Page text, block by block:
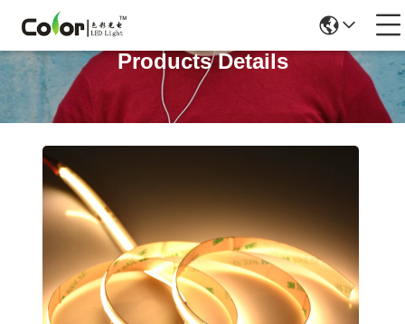
Products Details